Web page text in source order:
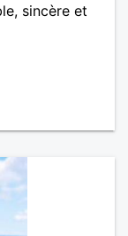
sincère et